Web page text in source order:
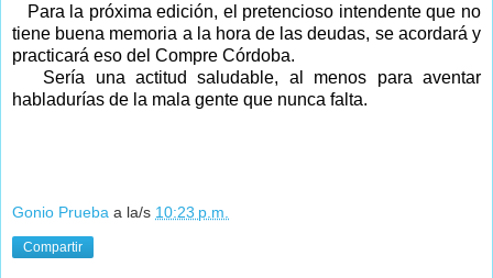
Para la próxima edición, el pretencioso intendente que no
tiene buena memoria a la hora de las deudas, se acordará y
practicará eso del Compre Córdoba.
Sería una actitud saludable, al menos para aventar
habladurías de la mala gente que nunca falta.
Gonio Prueba a la/s 10:23 p.m.
Compartir